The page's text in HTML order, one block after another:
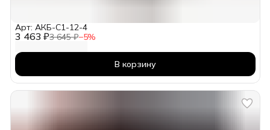
3 463 ₽3 645 ₽−5%
Арт: АКБ-С1-12-4
В корзину